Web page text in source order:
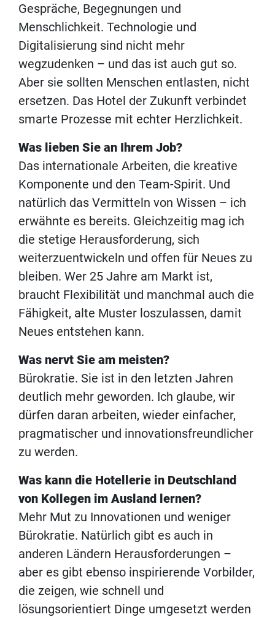
Gespräche, Begegnungen und
Menschlichkeit. Technologie und
Digitalisierung sind nicht mehr
wegzudenken – und das ist auch gut so.
Aber sie sollten Menschen entlasten, nicht
ersetzen. Das Hotel der Zukunft verbindet
smarte Prozesse mit echter Herzlichkeit.
Was lieben Sie an Ihrem Job?
Das internationale Arbeiten, die kreative
Komponente und den Team-Spirit. Und
natürlich das Vermitteln von Wissen – ich
erwähnte es bereits. Gleichzeitig mag ich
die stetige Herausforderung, sich
weiterzuentwickeln und offen für Neues zu
bleiben. Wer 25 Jahre am Markt ist,
braucht Flexibilität und manchmal auch die
Fähigkeit, alte Muster loszulassen, damit
Neues entstehen kann.
Was nervt Sie am meisten?
Bürokratie. Sie ist in den letzten Jahren
deutlich mehr geworden. Ich glaube, wir
dürfen daran arbeiten, wieder einfacher,
pragmatischer und innovationsfreundlicher
zu werden.
Was kann die Hotellerie in Deutschland
von Kollegen im Ausland lernen?
Mehr Mut zu Innovationen und weniger
Bürokratie. Natürlich gibt es auch in
anderen Ländern Herausforderungen –
aber es gibt ebenso inspirierende Vorbilder,
die zeigen, wie schnell und
lösungsorientiert Dinge umgesetzt werden